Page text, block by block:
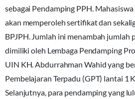
sebagai Pendamping PPH.
akan memperoleh sertifikat dan
BPJPH. Jumlah ini menambah jumlah
dimiliki oleh Lembaga Pendamping
UIN KH. Abdurrahman Wahid yang
Pembelajaran Terpadu (GPT) lantai 1
Selanjutnya, para pendamping yang